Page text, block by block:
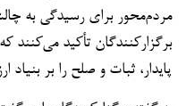
مردم‌محور برای رسیدگی به
برگزارکنندگان تأکید
پایدار، ثبات و صلح را بر